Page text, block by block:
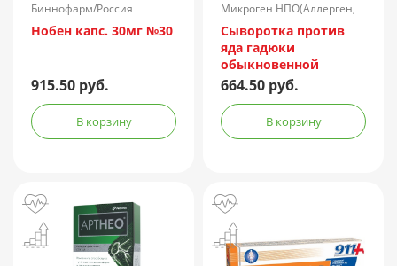
Биннофарм/Россия
Нобен капс. 30мг №30
915.50 руб.
В корзину
Микроген НПО(Аллерген,
г.Ставрополь)/Россия
Сыворотка против
яда гадюки
обыкновенной
лошадиная
очищенная
концентрированная
жидкая амп.(р-р д/
664.50 руб.
В корзину